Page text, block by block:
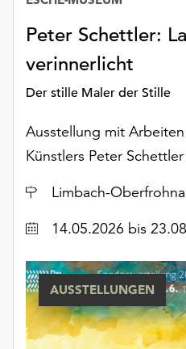
die
verwendeten
Cookies
anpassen,
Sie
die
Einstellungen
über
die
Schaltfläche
„Auswählen“.
Weitere
Informationen
finden
Sie
Peter Schettler:
verinnerlicht
Der stille Maler der Stille
Ausstellung mit
Künstlers Peter
Ort
Limbach-Oberfrohna
Datum14.05.2026 bis
AUSSTELLUNGEN